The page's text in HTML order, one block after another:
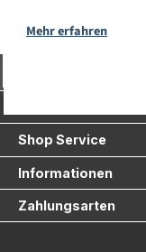
Mehr erfahren
Shop Service
Informationen
Zahlungsarten